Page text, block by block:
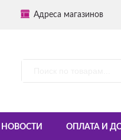
Адреса магазинов
НОВОСТИ ОПЛАТА И